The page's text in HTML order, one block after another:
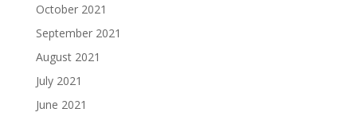
October 2021
September 2021
August 2021
July 2021
June 2021